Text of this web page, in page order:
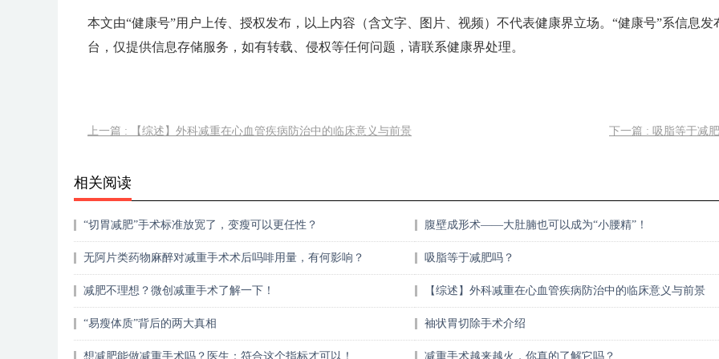
本文由“健康号”用户上传、授权发布，以上内容（含文字、图片、视频）不代表健康界立场。“健康号”系信息发
台，仅提供信息存储服务，如有转载、侵权等任何问题，请联系健康界处理。
上一篇 : 【综述】外科减重在心血管疾病防治中的临床意义与前景 下一篇 : 吸脂等于减
相关阅读
“切胃减肥”手术标准放宽了，变瘦可以更任性？ 腹壁成形术——大肚腩也可以成为“小腰精”！
无阿片类药物麻醉对减重手术术后吗啡用量，有何影响？ 吸脂等于减肥吗？
减肥不理想？微创减重手术了解一下！ 【综述】外科减重在心血管疾病防治中的临床意义与前景
“易瘦体质”背后的两大真相 袖状胃切除手术介绍
想减肥能做减重手术吗？医生：符合这个指标才可以！ 减重手术越来越火，你真的了解它吗？